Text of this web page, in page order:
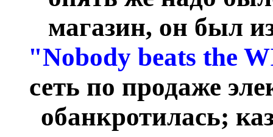
магазин, он был
"Nobody beats the
сеть по продаже
обанкротилась;